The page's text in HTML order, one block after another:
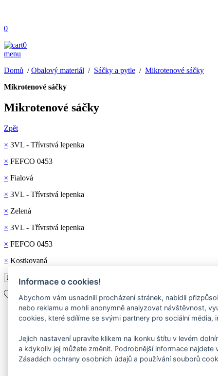
0
0
menu
Domů /Obalový materiál / Sáčky a pytle / Mikrotenové sáčky
Mikrotenové sáčky
Mikrotenové sáčky
Zpět
× 3VL - Třívrstvá lepenka
× FEFCO 0453
× Fialová
× 3VL - Třívrstvá lepenka
× Zelená
× 3VL - Třívrstvá lepenka
× FEFCO 0453
× Kostkovaná
Informace o cookies!
Abychom vám usnadnili procházení stránek, nabídli
nebo reklamu a mohli anonymně analyzovat návštěvnost,
cookies, které sdílíme se svými partnery pro sociální média,
Jejich nastavení upravíte klikem na ikonku štítu v levém
a kdykoliv jej můžete změnit. Podrobnější informace najdete
Zásadách ochrany osobních údajů a používání souborů